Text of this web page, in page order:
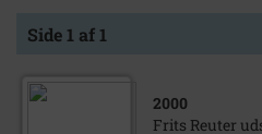
Side 1 af 1
2000
Frits Reuter